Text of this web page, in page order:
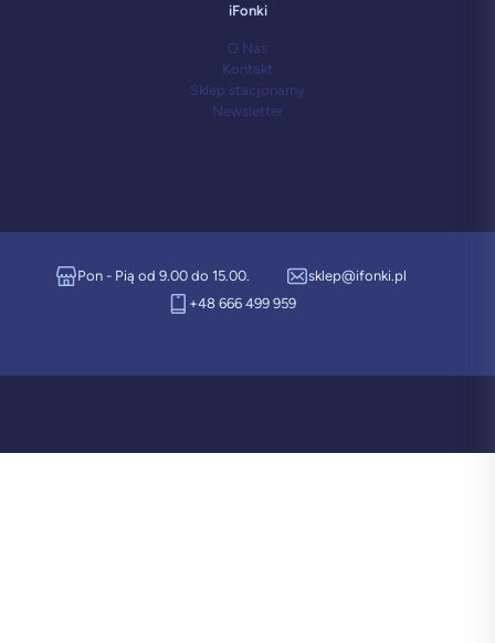
iFonki
O Nas
Kontakt
Sklep stacjonarny
Newsletter
Pon - Pią od 9.00 do 15.00.
sklep@ifonki.pl
+48 666 499 959